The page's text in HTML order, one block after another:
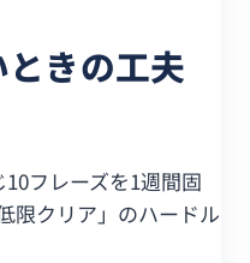
きの工夫
フレーズを1週間固
限クリア」のハードル